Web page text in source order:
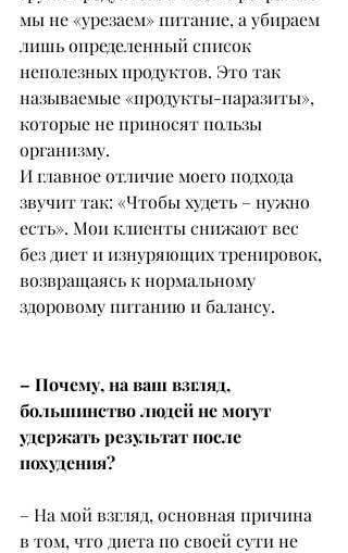
мы не «урезаем» питание, а убираем
лишь определенный список
неполезных продуктов. Это так
называемые «продукты-паразиты»,
которые не приносят пользы
организму.
И главное отличие моего подхода
звучит так: «Чтобы худеть – нужно
есть». Мои клиенты снижают вес
без диет и изнуряющих тренировок,
возвращаясь к нормальному
здоровому питанию и балансу.
– Почему, на ваш взгляд,
большинство людей не могут
удержать результат после
похудения?
– На мой взгляд, основная причина
в том, что диета по своей сути не